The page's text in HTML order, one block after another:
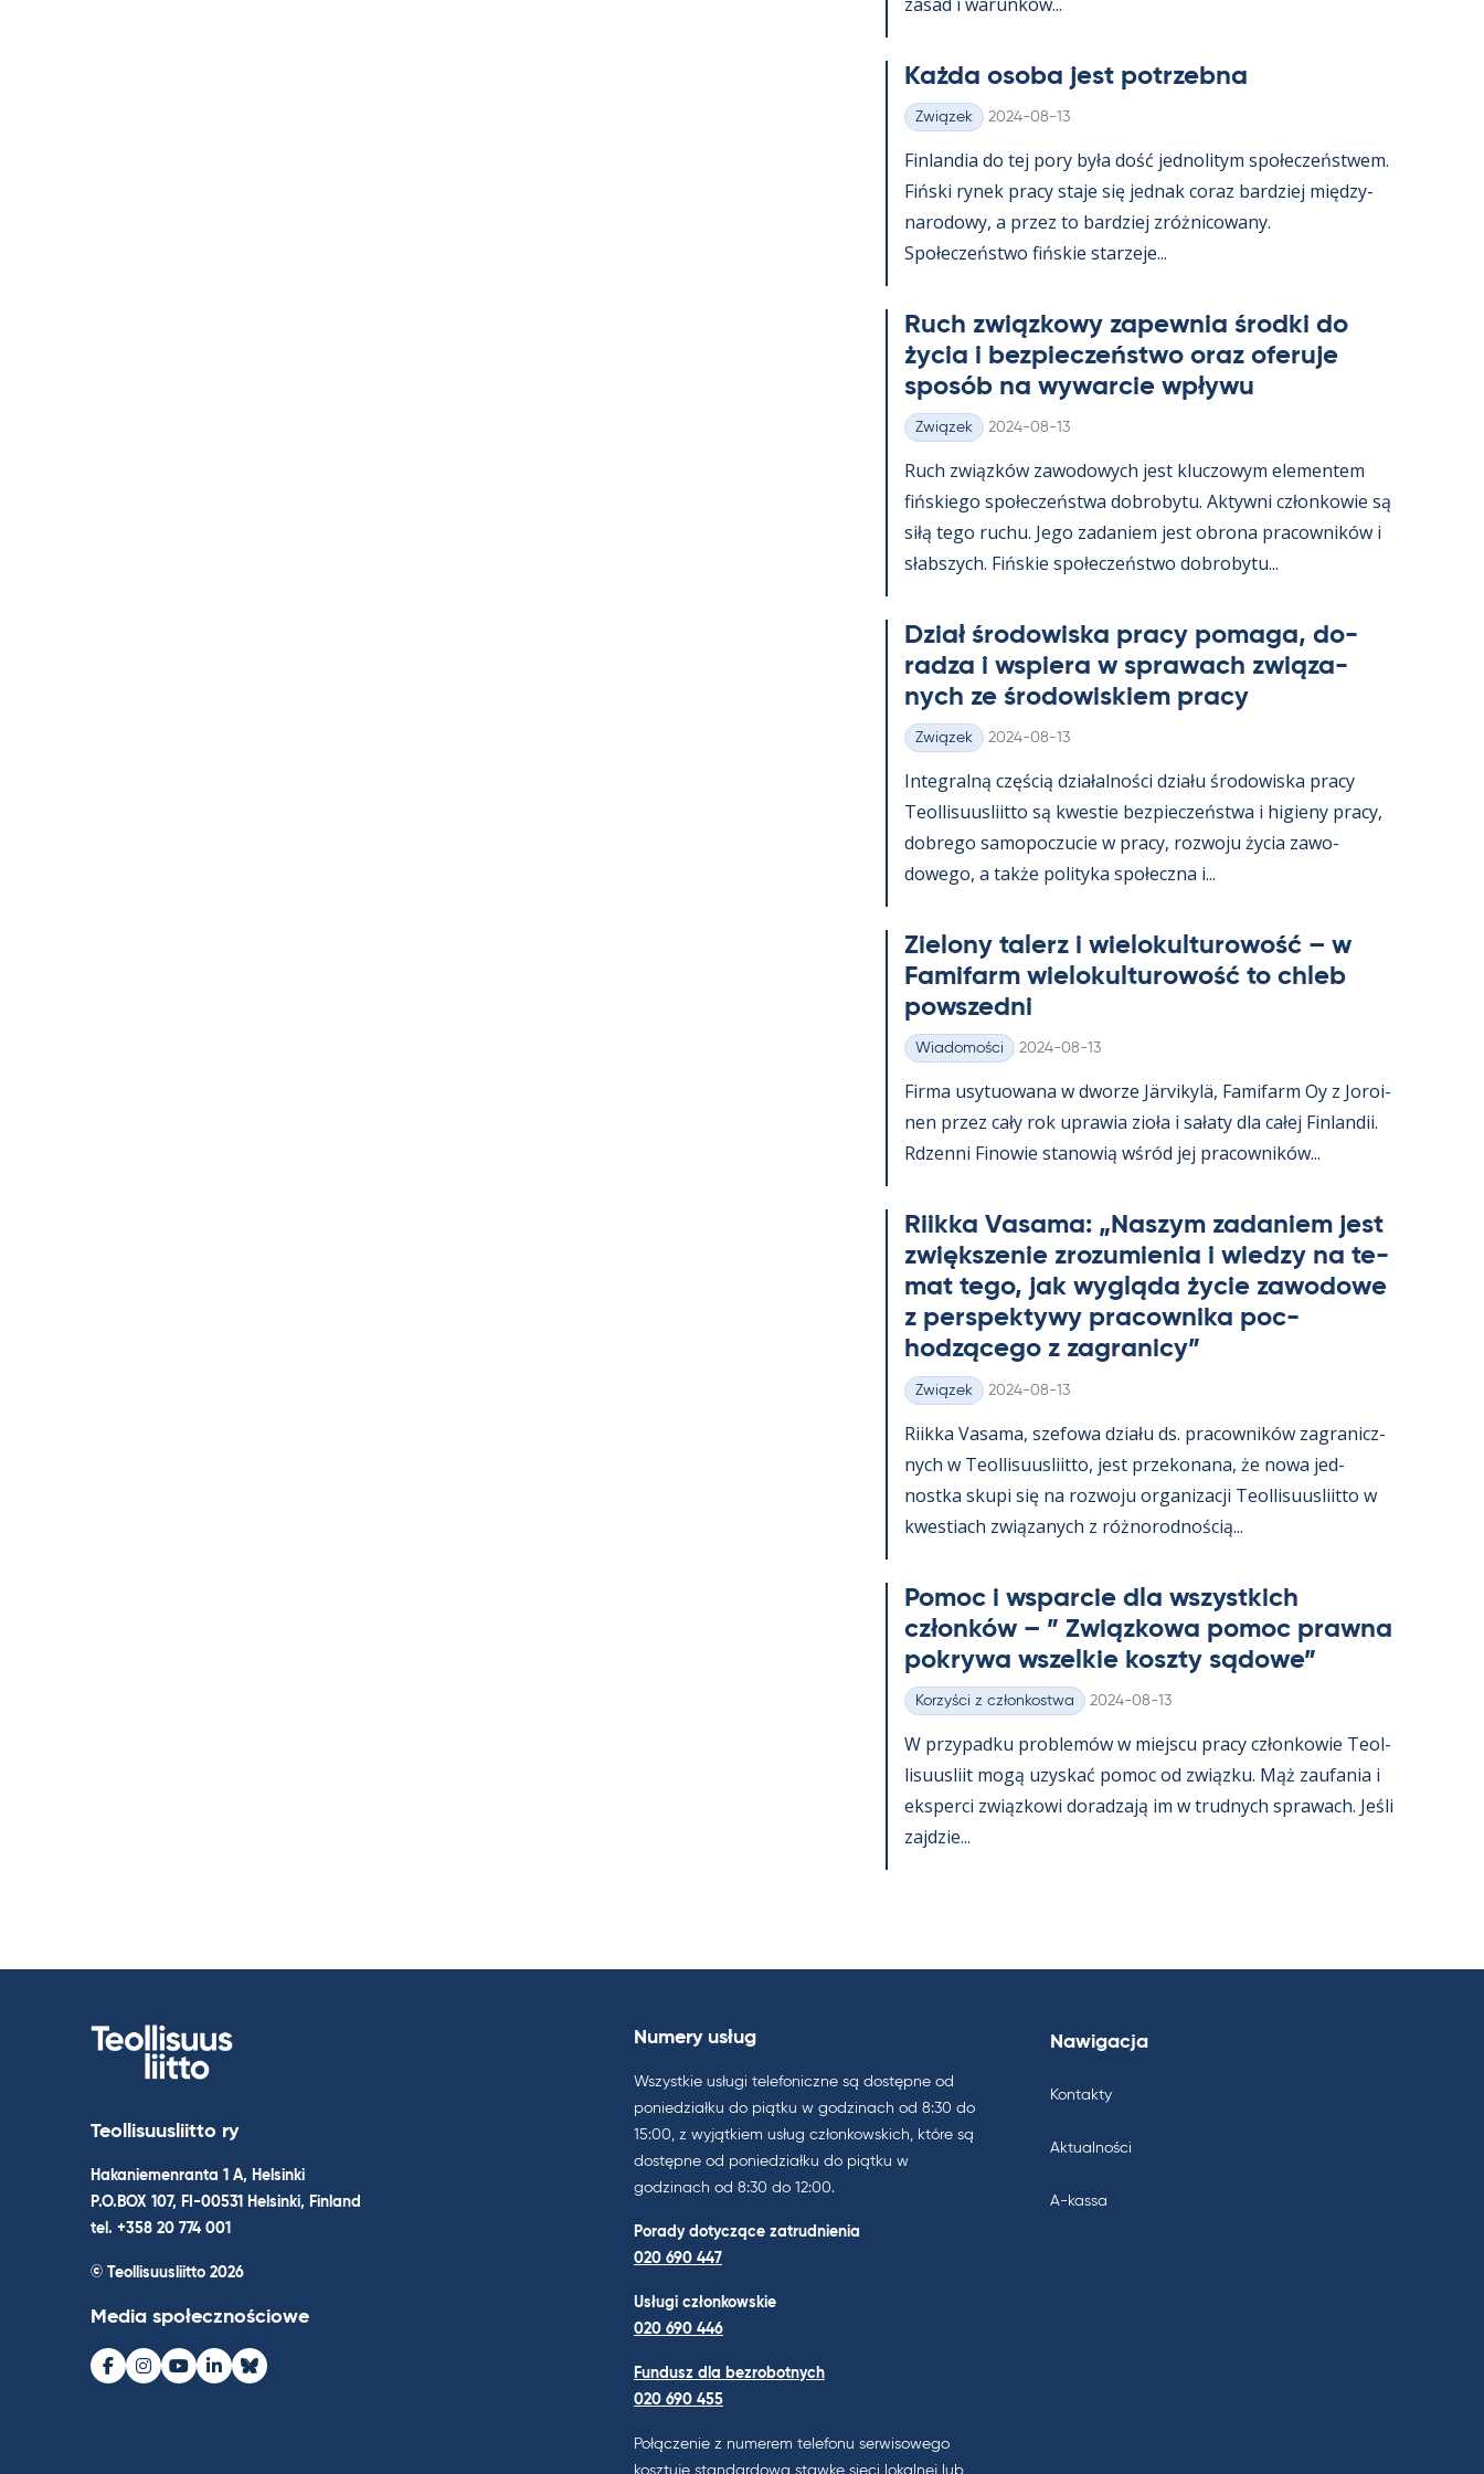
Każda osoba jest potrzebna
Kategorie
Związek Kirjoitettu
2024-08-13
Fin­lan­dia do tej pory była dość jed­no­li­tym społeczeństwem.
Fiński ry­nek pracy staje się jed­nak co­raz bardziej między­
na­ro­dowy, a przez to bardziej zróż­nicowany.
Społeczeństwo fińs­kie starzeje...
Ruch związ­kowy za­pew­nia środki do
życia i bez­pieczeństwo oraz ofe­ruje
sposób na wywarcie wpływu
Kategorie
Związek Kirjoitettu
2024-08-13
Ruch związków zawo­dowych jest kluczowym ele­men­tem
fińs­kiego społeczeństwa do­bro­bytu. Ak­tywni człon­kowie są
siłą tego ruchu. Jego za­da­niem jest obrona pracow­ników i
słabszych. Fińs­kie społeczeństwo do­bro­bytu...
Dział śro­dowiska pracy po­maga, do­
radza i ws­piera w sprawach związa­
nych ze śro­dowis­kiem pracy
Kategorie
Związek Kirjoitettu
2024-08-13
In­te­gralną częścią działal­ności działu śro­dowiska pracy
Teol­li­suus­liitto są kwes­tie bez­pieczeństwa i hi­gieny pracy,
dobrego sa­mo­poczucie w pracy, rozwoju życia zawo­
dowego, a także po­li­tyka społeczna i...
Zie­lony ta­lerz i wie­lo­kul­tu­rowość – w
Fa­mi­farm wie­lo­kul­tu­rowość to ch­leb
powszedni
Kategorie
Wiadomości Kirjoitettu
2024-08-13
Firma usy­tuowana w dworze Jär­vi­kylä, Fa­mi­farm Oy z Jo­roi­
nen przez cały rok uprawia zioła i sałaty dla całej Fin­lan­dii.
Rdzenni Fi­nowie sta­nowią wśród jej pracow­ników...
Riikka Va­sama: „Naszym za­da­niem jest
zwiększe­nie zrozu­mie­nia i wiedzy na te­
mat tego, jak wygląda życie zawo­dowe
z pers­pek­tywy pracow­nika poc­
hodzącego z za­gra­nicy”
Kategorie
Związek Kirjoitettu
2024-08-13
Riikka Va­sama, sze­fowa działu ds. pracow­ników za­gra­nicz­
nych w Teol­li­suus­liitto, jest prze­ko­nana, że nowa jed­
nostka skupi się na rozwoju or­ga­nizacji Teol­li­suus­liitto w
kwes­tiach związa­nych z róż­no­rod­nością...
Po­moc i ws­parcie dla wszyst­kich
członków – ” Związ­kowa po­moc prawna
pok­rywa wszel­kie koszty są­dowe”
Kategorie
Korzyści z członkostwa Kirjoitettu
2024-08-13
W przy­padku problemów w miejscu pracy człon­kowie Teol­
li­suus­liit mogą uzys­kać po­moc od związku. Mąż zau­fa­nia i
eks­perci związ­kowi do­radzają im w trud­nych sprawach. Jeśli
zajdzie...
Teollisuusliitto ry
Hakaniemenranta 1 A, Helsinki
P.O.BOX 107, FI-00531 Helsinki, Finland
tel. +358 20 774 001
© Teollisuusliitto 2026
Media społecznościowe
Facebook
Instagram
Youtube
LinkedInBluesky
Numery usług
Wszystkie usługi telefoniczne są dostępne od
poniedziałku do piątku w godzinach od 8:30 do
15:00, z wyjątkiem usług członkowskich, które są
dostępne od poniedziałku do piątku w
godzinach od 8:30 do 12:00.
Porady dotyczące zatrudnienia
020 690 447
Usługi członkowskie
020 690 446
Fundusz dla bezrobotnych
020 690 455
Połączenie z numerem telefonu serwisowego
kosztuje standardową stawkę sieci lokalnej lub
Nawigacja
Kontakty
Aktualności
A-kassa